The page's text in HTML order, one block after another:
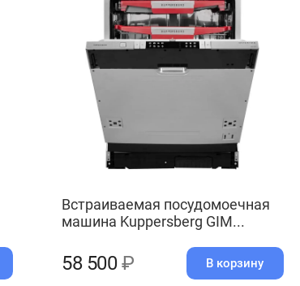
Встраиваемая посудомоечная
машина Kuppersberg GIM...
58 500₽ В корзину